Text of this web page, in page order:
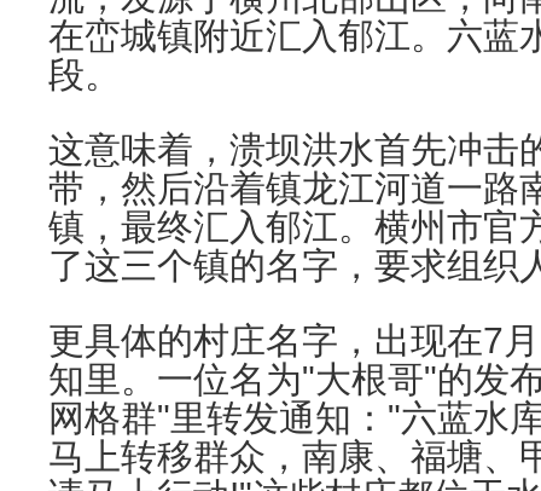
在峦城镇附近汇入郁江。六蓝
段。
这意味着，溃坝洪水首先冲击
带，然后沿着镇龙江河道一路
镇，最终汇入郁江。横州市官
了这三个镇的名字，要求组织
更具体的村庄名字，出现在7
知里。一位名为"大根哥"的发
网格群"里转发通知："六蓝水
马上转移群众，南康、福塘、